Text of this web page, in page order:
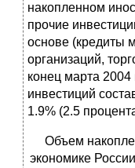
накопленном
прочие
основе (кредиты
организаций,
конец марта
инвестиций
1.9% (2.5
Объем
экономике